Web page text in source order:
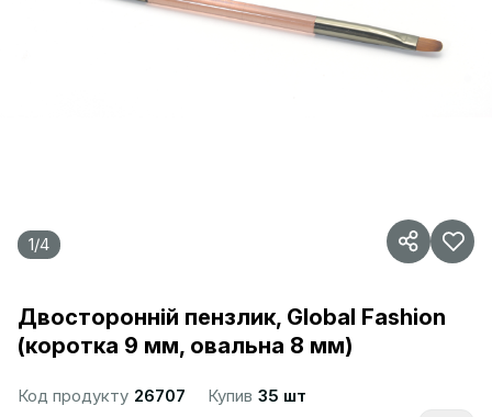
1/4
Двосторонній пензлик, Global Fashion
(коротка 9 мм, овальна 8 мм)
Код продукту 26707 Купив 35 шт